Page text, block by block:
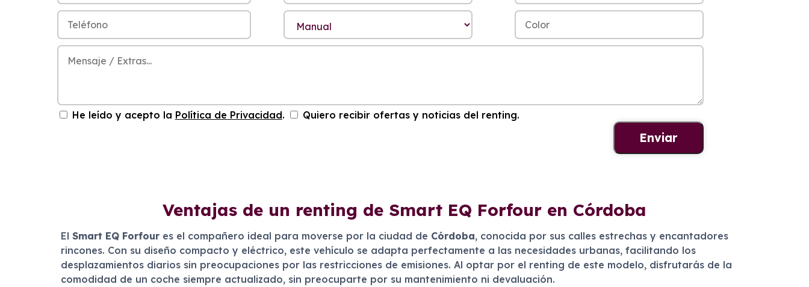
He leído y acepto la Política de Privacidad. Quiero recibir ofertas y noticias del renting.
Ventajas de un renting de Smart EQ Forfour en Córdoba
El Smart EQ Forfoures el compañero ideal para moverse por la ciudad de Córdoba, conocida por sus calles estrechas y encantadores
rincones. Con su diseño compacto y eléctrico, este vehículo se adapta perfectamente a las necesidades urbanas, facilitando los
desplazamientos diarios sin preocupaciones por las restricciones de emisiones. Al optar por el renting de este modelo, disfrutarás de la
comodidad de un coche siempre actualizado, sin preocuparte por su mantenimiento ni devaluación.